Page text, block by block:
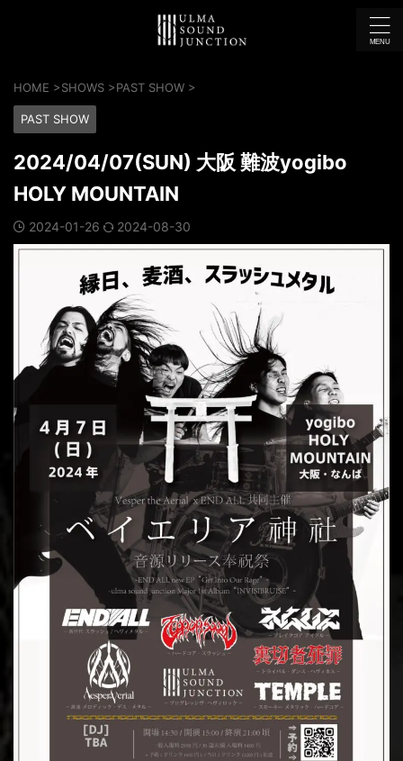
HOME >SHOWS >PAST SHOW >
PAST SHOW
2024/04/07(SUN) 大阪 難波yogibo
HOLY MOUNTAIN
2024-01-26 2024-08-30